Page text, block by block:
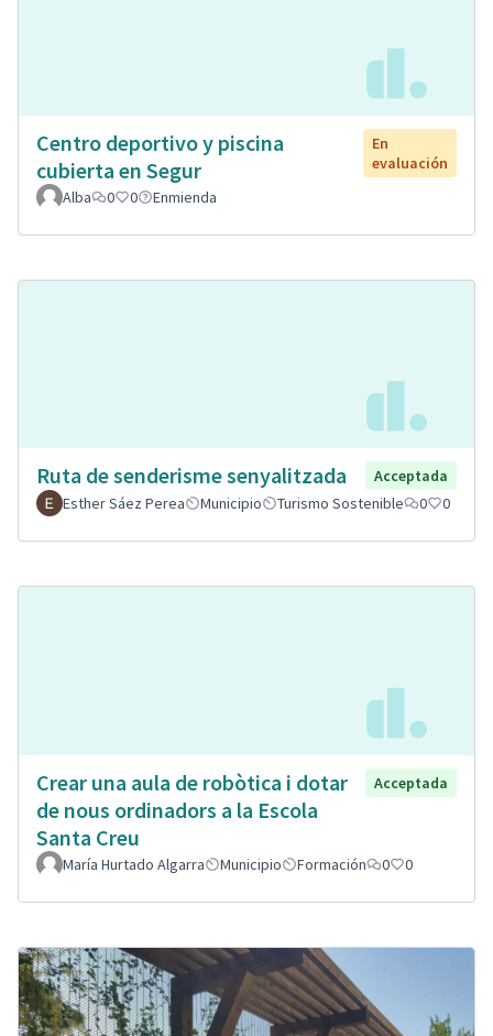
Centro deportivo y piscina
cubierta en Segur
En
evaluación
Alba
0 0 Enmienda
Ruta de senderisme senyalitzada
Acceptada
Esther Sáez Perea
Municipio Turismo Sostenible 0 0
Crear una aula de robòtica i dotar
de nous ordinadors a la Escola
Santa Creu
Acceptada
María Hurtado Algarra Municipio Formación 0 0